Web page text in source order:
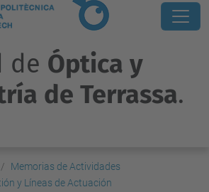
de Óptica y
de Terrassa.
Memorias de Actividades
y Líneas de Actuación